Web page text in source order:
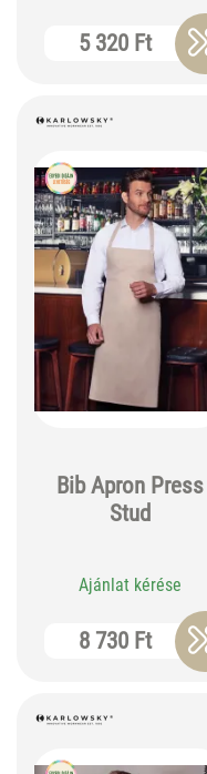
5 320 Ft
Bib Apron Press
Stud
Ajánlat kérése
8 730 Ft